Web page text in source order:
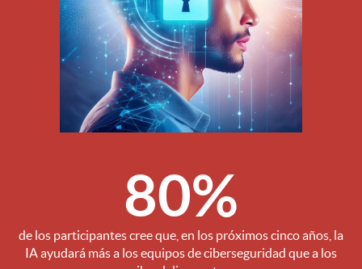
80%
de los participantes cree que, en los próximos cinco años, la
IA ayudará más a los equipos de ciberseguridad que a los